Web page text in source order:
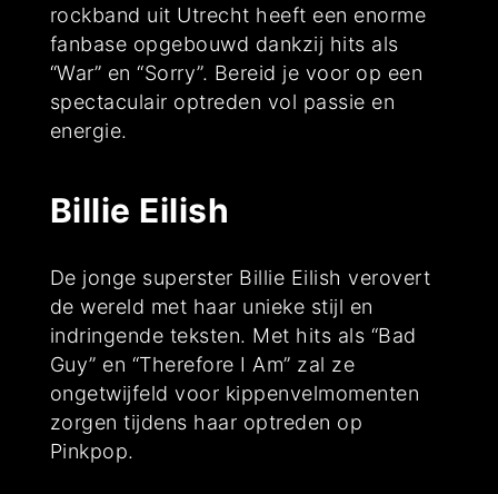
rockband uit Utrecht heeft een enorme
fanbase opgebouwd dankzij hits als
“War” en “Sorry”. Bereid je voor op een
spectaculair optreden vol passie en
energie.
Billie Eilish
De jonge superster Billie Eilish verovert
de wereld met haar unieke stijl en
indringende teksten. Met hits als “Bad
Guy” en “Therefore I Am” zal ze
ongetwijfeld voor kippenvelmomenten
zorgen tijdens haar optreden op
Pinkpop.